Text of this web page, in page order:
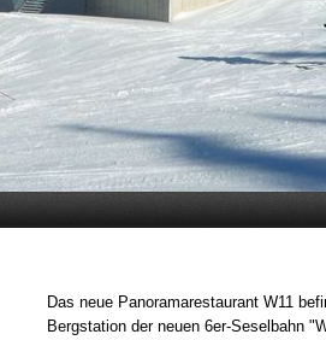
Das neue Panoramarestaurant W11
Bergstation der neuen 6er-Seselbahn